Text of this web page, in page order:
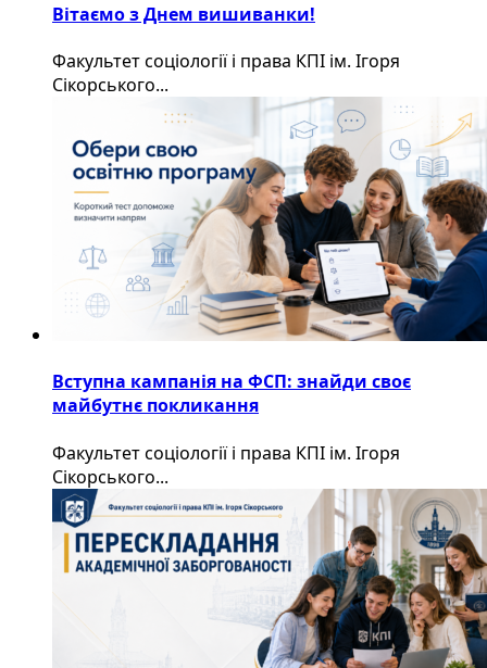
Вітаємо з Днем вишиванки!
Факультет соціології і права КПІ ім. Ігоря
Сікорського...
Вступна кампанія на ФСП: знайди своє
майбутнє покликання
Факультет соціології і права КПІ ім. Ігоря
Сікорського...